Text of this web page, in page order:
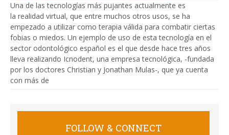
Una de las tecnologías más pujantes actualmente es
la realidad virtual, que entre muchos otros usos, se ha
empezado a utilizar como terapia válida para combatir ciertas
fobias o miedos. Un ejemplo de uso de esta tecnología en el
sector odontológico español es el que desde hace tres años
lleva realizando Icnodent, una empresa tecnológica, -fundada
por los doctores Christian y Jonathan Mulas-, que ya cuenta
con más de
FOLLOW & CONNECT